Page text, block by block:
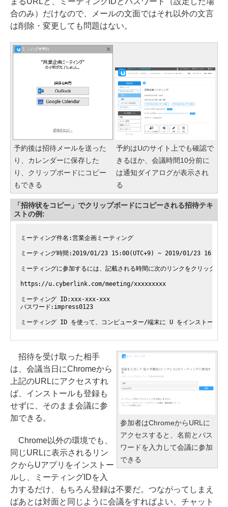
合のみ）だけなので、メールの文面ではそれ以外の文言
は削除・変更しても問題はない。
予約後は招待メールを送った
り、カレンダーに保存した
り、クリップボードにコピー
もできる
予約はUのサイト上でも確認で
きるほか、会議時間10分前に
は通知ダイアログが表示され
る
「招待状をコピー」でクリップボードにコピーされる招待テキ
ストの例:
ミーティング件名:営業企画ミーティング
ミーティング時間:2019/01/23 15:00(UTC+9) ~ 2019/01/23
ミーティングに参加するには、記載される時間に次のリンクをクリックし
https://u.cyberlink.com/meeting/xxxxxxxxx
ミーティング ID:xxx-xxx-xxx
パスワード:impress0123
ミーティング ID を使って、コンピューター/端末に U をインスト
参加者はChromeからURLに
アクセスすると、名前とパス
ワードを入力して会議に参加
できる
招待を受け取った相手
は、会議当日にChromeから
上記のURLにアクセスすれ
ば、インストールも登録も
せずに、そのまま会議に参
加できる。
Chrome以外の環境でも、
同じURLに表示されるリン
クからUアプリをインストー
ルし、ミーティングIDを入
力するだけ、もちろん登録は不要だ。つながってしまえ
ばあとは対面と同じように会議をすればよい、チャット